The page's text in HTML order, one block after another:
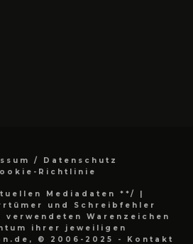
/ Datenschutz
Richtlinie
Mediadaten **/
|
und Schreibfehler
Warenzeichen
ihrer jeweiligen
© 2006-2025 - Kontakt